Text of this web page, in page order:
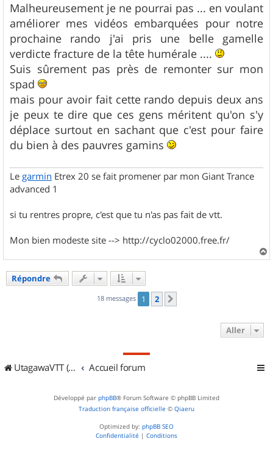
Malheureusement je ne pourrai pas ... en voulant
améliorer mes vidéos embarquées pour notre
prochaine rando j'ai pris une belle gamelle
verdicte fracture de la tête humérale ....
Suis sûrement pas près de remonter sur mon
spad
mais pour avoir fait cette rando depuis deux ans
je peux te dire que ces gens méritent qu'on s'y
déplace surtout en sachant que c'est pour faire
du bien à des pauvres gamins
Le garmin Etrex 20 se fait promener par mon Giant Trance
advanced 1
si tu rentres propre, c'est que tu n'as pas fait de vtt.
Mon bien modeste site --> http://cyclo02000.free.fr/
a
Répondre
18 messages 1 2
Aller
UtagawaVTT (Randos VTT et VTTAE avec traces GPS) Accueil forum
Développé par phpBB® Forum Software © phpBB Limited
Traduction française officielle © Qiaeru
Optimized by: phpBB SEO
Confidentialité | Conditions